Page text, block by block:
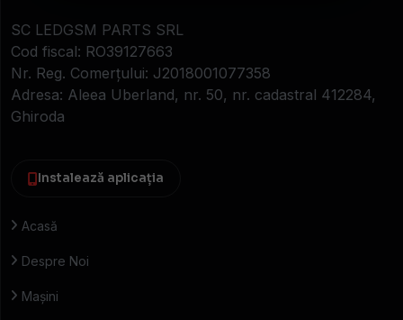
SC LEDGSM PARTS SRL
Cod fiscal: RO39127663
Nr. Reg. Comerțului: J2018001077358
Adresa: Aleea Uberland, nr. 50, nr. cadastral 412284,
Ghiroda
Instalează aplicația
Acasă
Despre Noi
Mașini